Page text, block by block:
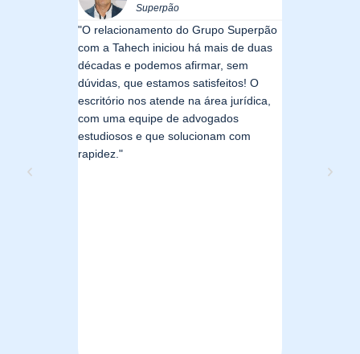
Superpão
"O relacionamento do Grupo Superpão
com a Tahech iniciou há mais de duas
décadas e podemos afirmar, sem
dúvidas, que estamos satisfeitos! O
escritório nos atende na área jurídica,
com uma equipe de advogados
estudiosos e que solucionam com
rapidez."